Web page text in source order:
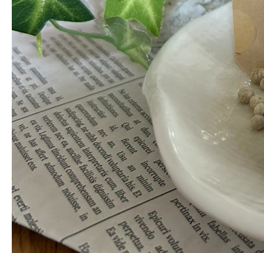
のフ…
2025.12.11
明治安田生命 MY健康経営に掲載され
ました
2025.06.17
中央林間のイタリアン&パティスリー
「タ…
2025.02.8
本当の支援をするにはもっと売れなけれ
ばいけない…
2025.01.5